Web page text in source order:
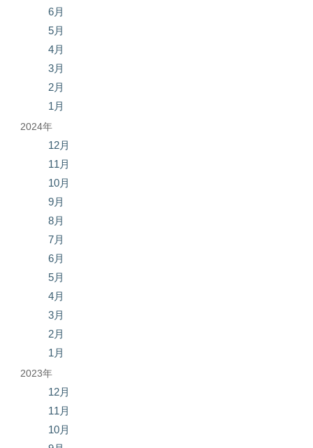
6月
5月
4月
3月
2月
1月
2024年
12月
11月
10月
9月
8月
7月
6月
5月
4月
3月
2月
1月
2023年
12月
11月
10月